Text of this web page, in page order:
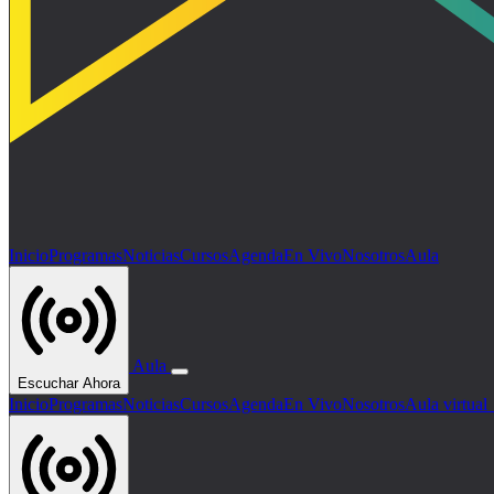
InicioProgramasNoticiasCursosAgendaEn VivoNosotrosAula
Escuchar Ahora
Aula
InicioProgramasNoticiasCursosAgendaEn VivoNosotrosAula